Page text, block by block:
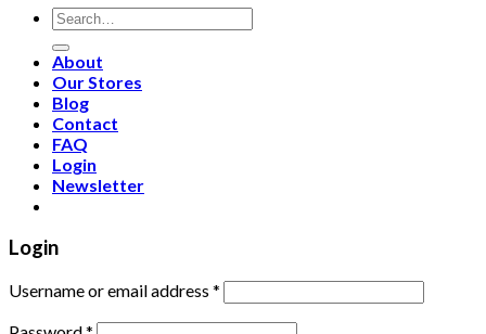
About
Our Stores
Blog
Contact
FAQ
Login
Newsletter
Login
Username or email address *